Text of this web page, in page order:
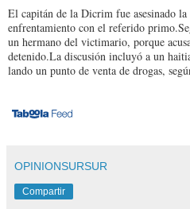
El capitán de la Dicrim fue asesinado
enfrentamien­to con el referido
un hermano del victi­mario, porque
detenido.La discusión incluyó a un
lando un punto de venta de drogas,
OPINIONSURSUR
Compartir